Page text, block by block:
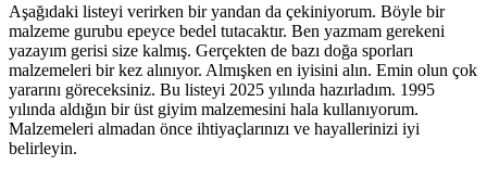
Aşağıdaki listeyi verirken bir yandan da çekiniyorum. Böyle bir
malzeme gurubu epeyce bedel tutacaktır. Ben yazmam gerekeni
yazayım gerisi size kalmış. Gerçekten de bazı doğa sporları
malzemeleri bir kez alınıyor. Almışken en iyisini alın. Emin olun çok
yararını göreceksiniz. Bu listeyi 2025 yılında hazırladım. 1995
yılında aldığın bir üst giyim malzemesini hala kullanıyorum.
Malzemeleri almadan önce ihtiyaçlarınızı ve hayallerinizi iyi
belirleyin.